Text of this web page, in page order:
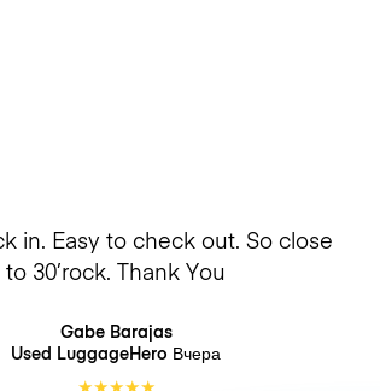
in. Easy to check out. So close
to 30’rock. Thank You
Gabe Barajas
Used LuggageHero Вчера
★★★★★